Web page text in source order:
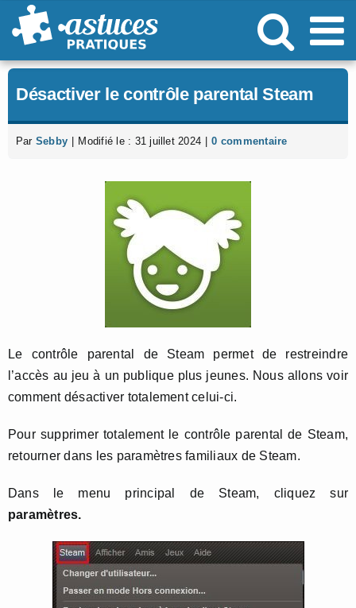
Passer
au
Désactiver le contrôle parental Steam
Par Sebby Modifié le : 31 juillet 2024 0 commentaire
Le contrôle parental de Steam permet de restreindre
l’accès au jeu à un publique plus jeunes. Nous allons voir
comment désactiver totalement celui-ci.
Pour supprimer totalement le contrôle parental de Steam,
retourner dans les paramètres familiaux de Steam.
Dans le menu principal de Steam, cliquez sur
paramètres.